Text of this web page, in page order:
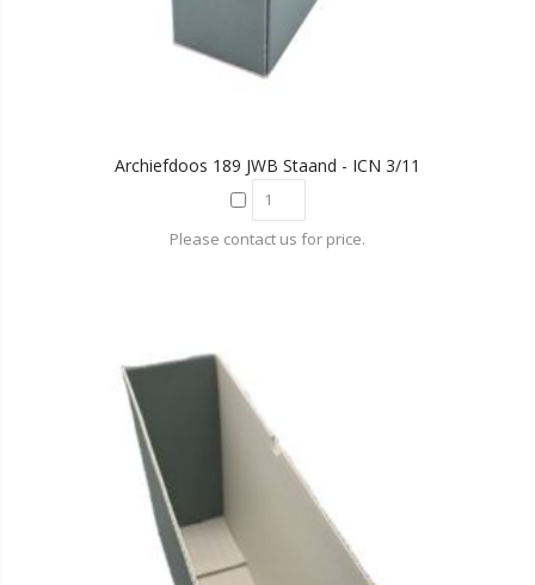
Archiefdoos 189 JWB Staand - ICN 3/11
Please contact us for price.